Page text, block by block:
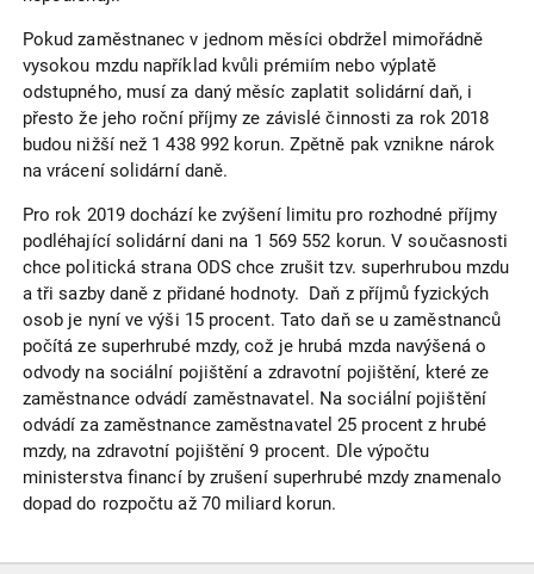
Pokud zaměstnanec v jednom měsíci obdržel mimořádně
vysokou mzdu například kvůli prémiím nebo výplatě
odstupného, musí za daný měsíc zaplatit solidární daň, i
přesto že jeho roční příjmy ze závislé činnosti za rok 2018
budou nižší než 1 438 992 korun. Zpětně pak vznikne nárok
na vrácení solidární daně.
Pro rok 2019 dochází ke zvýšení limitu pro rozhodné příjmy
podléhající solidární dani na 1 569 552 korun. V současnosti
chce politická strana ODS chce zrušit tzv. superhrubou mzdu
a tři sazby daně z přidané hodnoty. Daň z příjmů fyzických
osob je nyní ve výši 15 procent. Tato daň se u zaměstnanců
počítá ze superhrubé mzdy, což je hrubá mzda navýšená o
odvody na sociální pojištění a zdravotní pojištění, které ze
zaměstnance odvádí zaměstnavatel. Na sociální pojištění
odvádí za zaměstnance zaměstnavatel 25 procent z hrubé
mzdy, na zdravotní pojištění 9 procent. Dle výpočtu
ministerstva financí by zrušení superhrubé mzdy znamenalo
dopad do rozpočtu až 70 miliard korun.